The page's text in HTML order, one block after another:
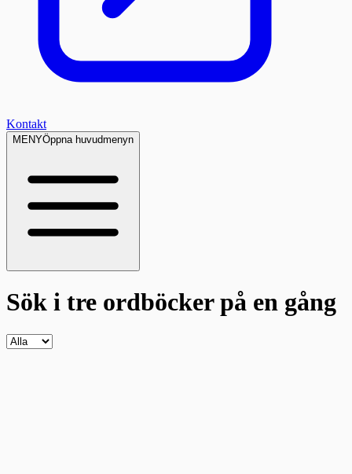
Kontakt
MENYÖppna huvudmenyn
Sök i tre ordböckerpå en gång